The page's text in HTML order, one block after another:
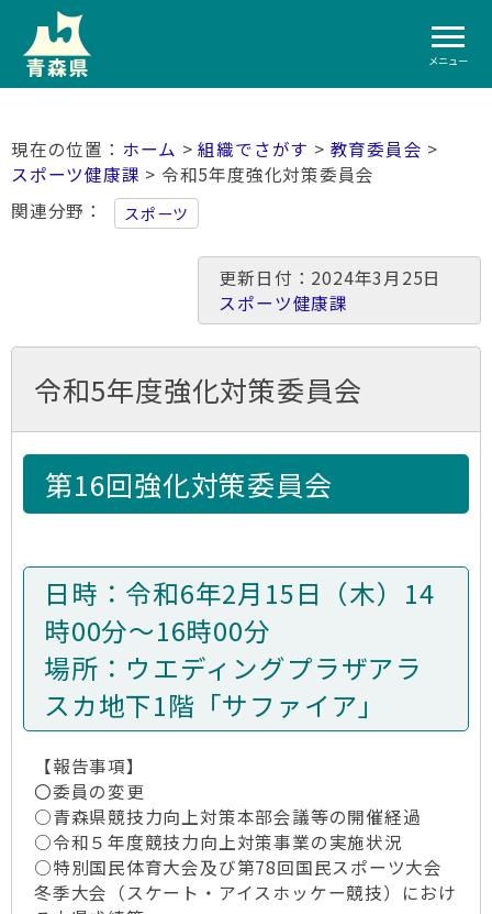
メニュー
ホーム >組織でさがす > 教育委員会 >
スポーツ健康課 > 令和5年度強化対策委員会
関連分野
スポーツ
更新日付：2024年3月25日
スポーツ健康課
令和5年度強化対策委員会
第16回強化対策委員会
日時：令和6年2月15日（木）14
時00分～16時00分
場所：ウエディングプラザアラ
スカ地下1階「サファイア」
【報告事項】
〇委員の変更
○青森県競技力向上対策本部会議等の開催経過
○令和５年度競技力向上対策事業の実施状況
○特別国民体育大会及び第78回国民スポーツ大会
冬季大会（スケート・アイスホッケー競技）におけ